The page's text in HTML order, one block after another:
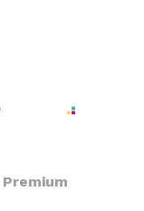
Premium